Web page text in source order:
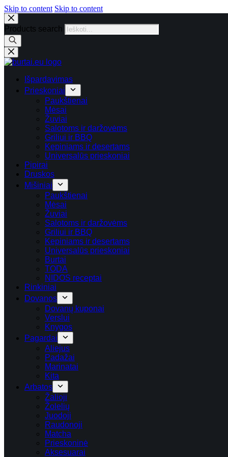
Skip to content Skip to content
Products search
Išpardavimas
Prieskoniai
Paukštienai
Mėsai
Žuviai
Salotoms ir daržovėms
Griliui ir BBQ
Kepiniams ir desertams
Universalūs prieskoniai
Pipirai
Druskos
Mišiniai
Paukštienai
Mėsai
Žuviai
Salotoms ir daržovėms
Griliui ir BBQ
Kepiniams ir desertams
Universalūs prieskoniai
Burtai
TODA
NIDOS receptai
Rinkiniai
Dovanos
Dovanų kuponai
Verslui
Knygos
Pagardai
Aliejus
Padažai
Marinatai
Kita
Arbatos
Žalioji
Žolelių
Juodoji
Raudonoji
Matcha
Prieskoninė
Aksesuarai